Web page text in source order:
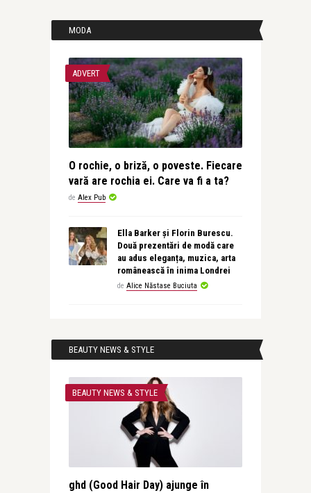
MODA
ADVERT
O rochie, o briză, o poveste. Fiecare
vară are rochia ei. Care va fi a ta?
de Alex Pub
Ella Barker și Florin Burescu.
Două prezentări de modă care
au adus eleganța, muzica, arta
românească în inima Londrei
de Alice Năstase Buciuta
BEAUTY NEWS & STYLE
BEAUTY NEWS & STYLE
ghd (Good Hair Day) ajunge în